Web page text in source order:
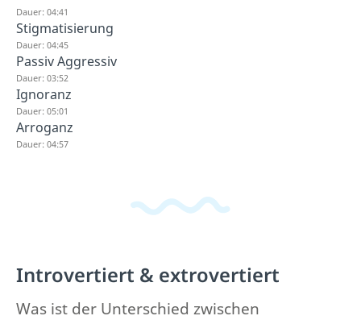
Dauer: 04:41
Stigmatisierung
Dauer: 04:45
Passiv Aggressiv
Dauer: 03:52
Ignoranz
Dauer: 05:01
Arroganz
Dauer: 04:57
Introvertiert & extrovertiert
Was ist der Unterschied zwischen